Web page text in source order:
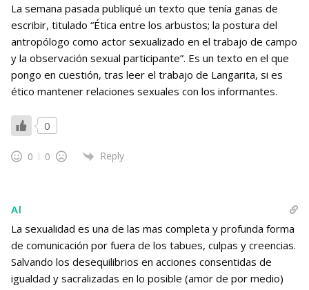
La semana pasada publiqué un texto que tenía ganas de
escribir, titulado “Ética entre los arbustos; la postura del
antropólogo como actor sexualizado en el trabajo de campo
y la observación sexual participante”. Es un texto en el que
pongo en cuestión, tras leer el trabajo de Langarita, si es
ético mantener relaciones sexuales con los informantes.
0
0 0 Reply
Al
La sexualidad es una de las mas completa y profunda forma
de comunicación por fuera de los tabues, culpas y creencias.
Salvando los desequilibrios en acciones consentidas de
igualdad y sacralizadas en lo posible (amor de por medio)